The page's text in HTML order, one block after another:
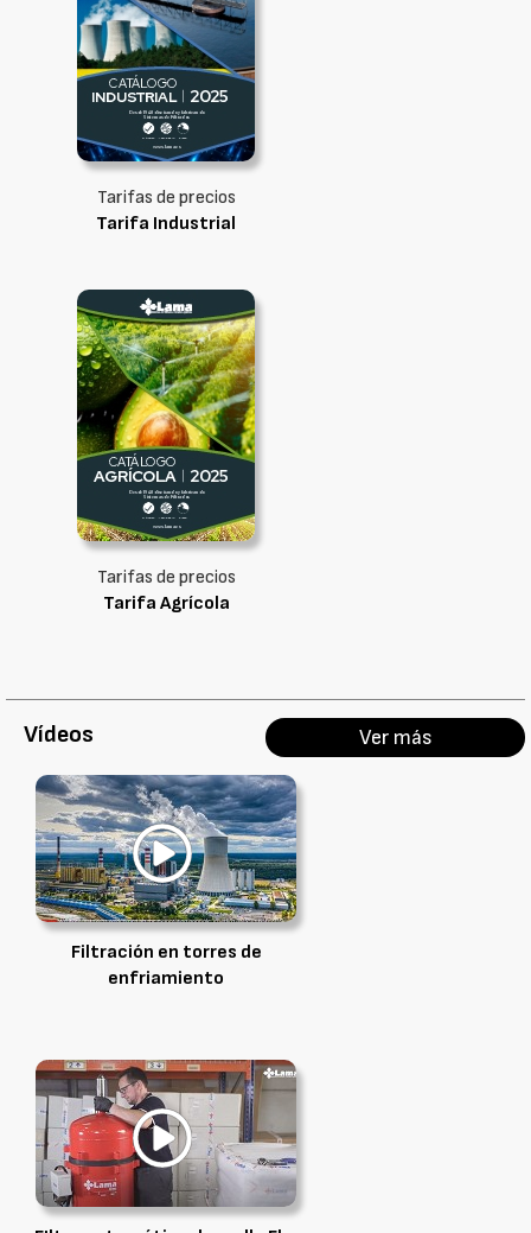
Tarifas de precios
Tarifa Industrial
Tarifas de precios
Tarifa Agrícola
Vídeos Ver más
Filtración en torres de
enfriamiento